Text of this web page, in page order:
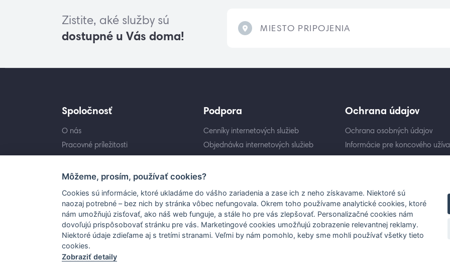
Zistite, aké služby sú
dostupné u Vás doma!
MIESTO PRIPOJENIA
Spoločnosť
O nás
Pracovné príležitosti
Podpora
Cenníky internetových služieb
Objednávka internetových služieb
Technická podpora
Ochrana údajov
Ochrana osobných údajov
Informácie pre koncového
Môžeme, prosím, používať cookies?
Cookies sú informácie, ktoré ukladáme do vášho zariadenia a zase ich z neho získavame. Niektoré sú
naozaj potrebné – bez nich by stránka vôbec nefungovala. Okrem toho používame analytické cookies, ktoré
nám umožňujú zisťovať, ako náš web funguje, a stále ho pre vás zlepšovať. Personalizačné cookies nám
dovoľujú prispôsobovať stránku pre vás. Marketingové cookies umožňujú zobrazenie relevantnej reklamy.
Niektoré údaje zdieľame aj s tretími stranami. Veľmi by nám pomohlo, keby sme mohli používať všetky tieto
cookies.
Zobraziť detaily